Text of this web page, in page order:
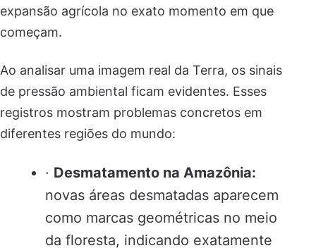
expansão agrícola no exato momento em que
começam.
Ao analisar uma imagem real da Terra, os sinais
de pressão ambiental ficam evidentes. Esses
registros mostram problemas concretos em
diferentes regiões do mundo:
· Desmatamento na Amazônia:
novas áreas desmatadas aparecem
como marcas geométricas no meio
da floresta, indicando exatamente